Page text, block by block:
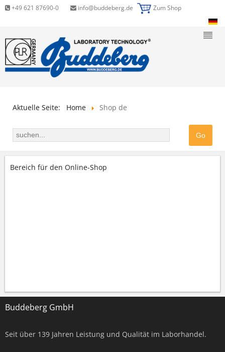
+49 621 87690-0 info@buddeberg.de Zum Shop
Aktuelle Seite: Home Shop de
Bereich für den Online-Shop
Buddeberg GmbH
Seit über 139 Jahren Leistung und Qualität im Laborhandel.